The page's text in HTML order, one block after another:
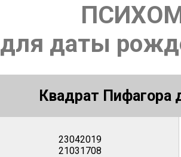
для даты
Квадрат Пифагора
23042019
21031708